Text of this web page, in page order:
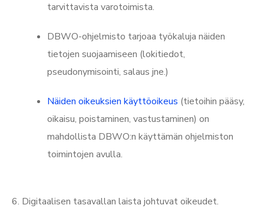
tarvittavista varotoimista.
DBWO-ohjelmisto tarjoaa työkaluja näiden
tietojen suojaamiseen (lokitiedot,
pseudonymisointi, salaus jne.)
Näiden oikeuksien käyttöoikeus (tietoihin pääsy,
oikaisu, poistaminen, vastustaminen) on
mahdollista DBWO:n käyttämän ohjelmiston
toimintojen avulla.
6. Digitaalisen tasavallan laista johtuvat oikeudet.